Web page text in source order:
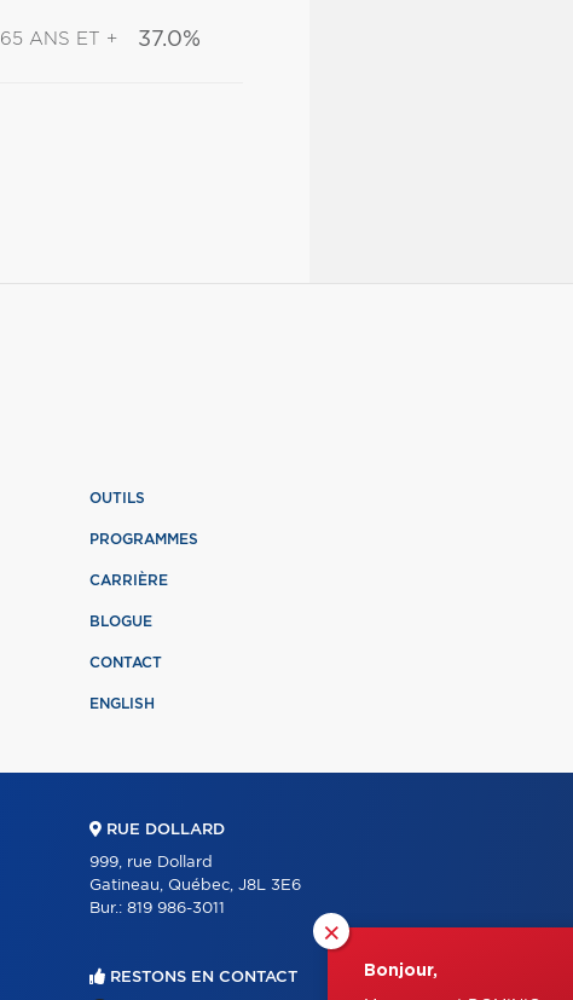
65 ANS ET + 37.0%
×
Bonjour,
OUTILS
PROGRAMMES
CARRIÈRE
BLOGUE
CONTACT
ENGLISH
RESTONS EN CONTACT
RUE DOLLARD
999, rue Dollard
Gatineau, Québec, J8L 3E6
Bur.: 819 986-3011